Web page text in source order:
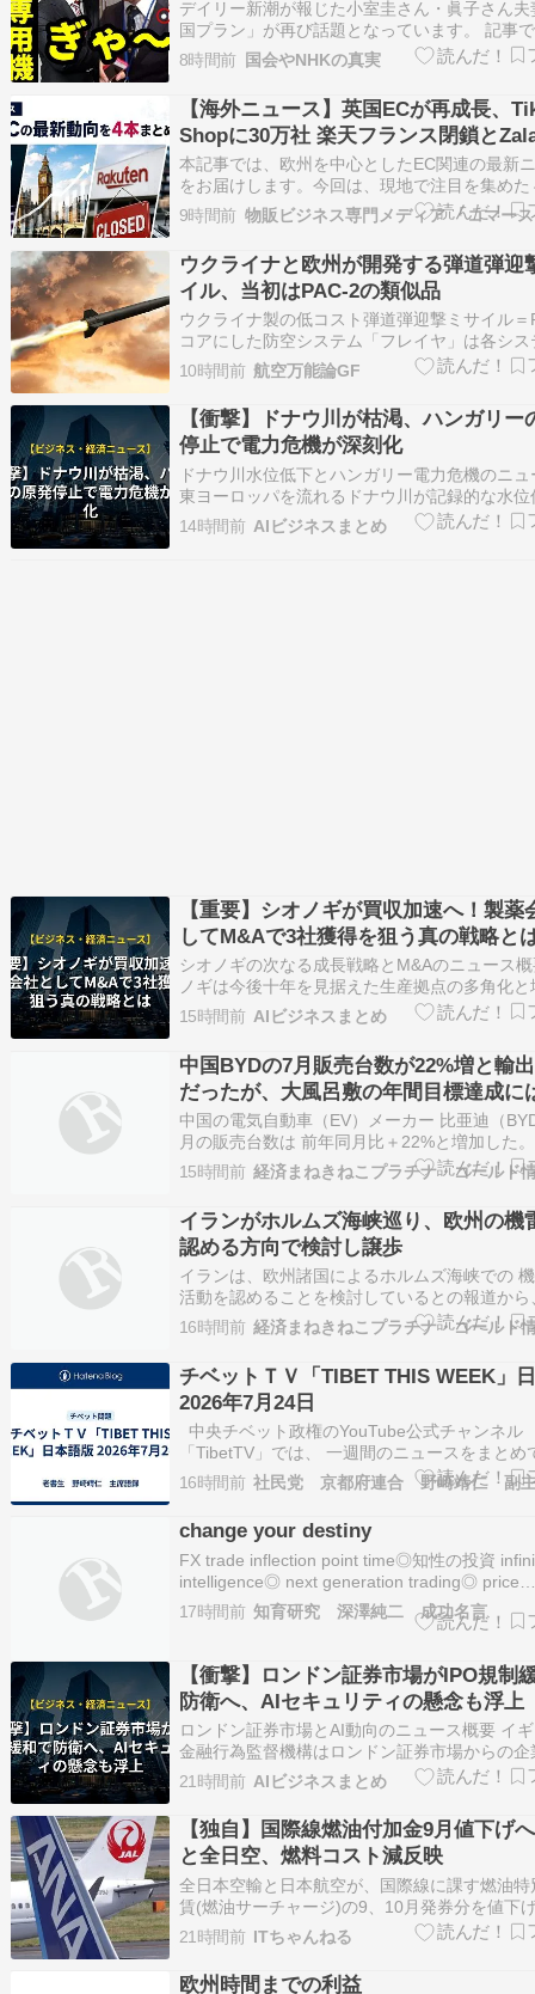
国遅れ”にも再注目 高市首相は熊本視
で波紋、内閣支持率も下落
デイリー新潮が報じた小室圭さん・眞子さん夫
国プラン」が再び話題となっています。 記事
在アメリカ・コネチカット州で暮らす夫妻が、
含めた家族3人で日本へ帰国する計画を検討し
のの、プライベートジェットの利用案や日本
け入れ体制などが課題となり、実…
8時間前 国会やNHKの真実
【海外ニュース】英国ECが再成長、
Shopに30万社 楽天フランス閉鎖と
AI物流投資
本記事では、欧州を中心としたEC関連の最新
をお届けします。今回は、現地で注目を集めた
ピックを、日本のEC事業者にもわかりやすく
す。 TikTok Shop、英国の中小企業30万社が出
ブコマースが地域を越えた販…
9時間前
ウクライナと欧州が開発する弾道弾迎
イル、当初はPAC-2の類似品
ウクライナ製の低コスト弾道弾迎撃ミサイル＝
コアにした防空システム「フレイヤ」は各シス
合を開始した。FIRE POINTのテレフ氏も「初
7.xはPAC-3ではなくPAC-2に近いものになる
し、FP-7.xは安価なPAC-2 GEM-Tの類似品…
10時間前 航空万能論GF
【衝撃】ドナウ川が枯渇、ハンガリー
停止で電力危機が深刻化
ドナウ川水位低下とハンガリー電力危機のニュ
東ヨーロッパを流れるドナウ川が記録的な水位
舞われており、過去の遺物であるマンモスの骨
が姿を現す一方で、深刻なエネルギー危機が
14時間前 AIビジネスまとめ
【重要】シオノギが買収加速へ！製薬
してM&Aで3社獲得を狙う真の戦略と
シオノギの次なる成長戦略とM&Aのニュース
ノギは今後十年を見据えた生産拠点の多角化と
スクの低減を目的として、少なくとも三件の買
積極的に模索しています。 大阪に本社を置く
国での製造能力増強も検討しており、生産体
急いでいます。 テシロギ・イ…
15時間前 AIビジネスまとめ
中国BYDの7月販売台数が22%増と輸
だったが、大風呂敷の年間目標達成に
中国の電気自動車（EV）メーカー 比亜迪（
月の販売台数は 前年同月比＋22%と増加した
強気で打ち出した年間販売目標の達成に向けて
期に販売の大幅な上積みが必要となる。 1日の
ると、BYDの7月の販売台数は約42万台だった
年間販売目標…
15時間前 経済まねきねこプラチナ・ゴールド
イランがホルムズ海峡巡り、欧州の機
認める方向で検討し譲歩
イランは、欧州諸国によるホルムズ海峡での
活動を認めることを検討しているとの報道から
おける海上輸送の正常化や、米国との和平交渉
目指す合意に向けた譲歩となる可能性がある
ではこれまで外国による機雷除去活動は認め
場を繰り返し示してきた。 た…
16時間前 経済まねきねこプラチナ・ゴールド
チベットＴＶ「TIBET THIS WEEK」
2026年7月24日
中央チベット政権のYouTube公式チャンネル
「TibetTV」では、 一週間のニュースをまとめ
「TIBET THIS WEEK」が配信されています。
は思い出したかのように不定期配信されてい
16時間前 社民党 京都府連合 野崎靖仁 副
change your destiny
FX trade inflection point time◎知性の投資
intelligence◎ next generation trading◎ price
movements18:00 欧州連合 06月 ユーロ圏小売
18:00 欧州連合 06月 …
17時間前 知育研究 深澤純二 成功名言
【衝撃】ロンドン証券市場がIPO規制
防衛へ、AIセキュリティの懸念も浮上
ロンドン証券市場とAI動向のニュース概要 イ
金融行為監督機構はロンドン証券市場からの企
食い止めるため、株式公開規則を簡素化しまし
方でエレクトロニック・アーツはサウジアラ
系ファンドなどが主導するグループにより５
で買収され、３６年の上場歴史…
21時間前 AIビジネスまとめ
【独自】国際線燃油付加金9月値下げ
と全日空、燃料コスト減反映
全日本空輸と日本航空が、国際線に課す燃油特
賃(燃油サーチャージ)の9、10月発券分を値下
針を固めたことが5日、分かった。航空燃料の
減少することを反映する。7、8月発券分は北
路線で片道6万5 ....
21時間前 ITちゃんねる
欧州時間までの利益